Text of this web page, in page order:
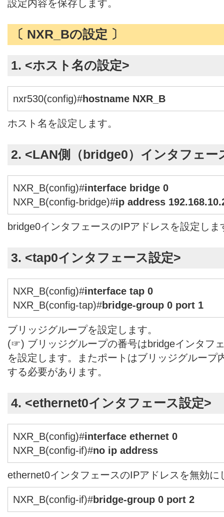
設定内容を保存します。
〔 NXR_Bの設定 〕
1. <ホスト名の設定>
nxr530(config)#hostname NXR_B
ホスト名を設定します。
2. <LAN側（bridge0）インタフェー
NXR_B(config)#interface bridge 0
NXR_B(config-bridge)#ip address
bridge0インタフェースのIPアドレスを設定しま
3. <tap0インタフェース設定>
NXR_B(config)#interface tap 0
NXR_B(config-tap)#bridge-group 0 port 1
ブリッジグループを設定します。
(☞) ブリッジグループの番号はbridgeインタフ
を設定します。またポートはブリッジグループ
する必要があります。
4. <ethernet0インタフェース設定>
NXR_B(config)#interface ethernet 0
NXR_B(config-if)#no ip address
ethernet0インタフェースのIPアドレスを無効に
NXR_B(config-if)#bridge-group 0 port 2